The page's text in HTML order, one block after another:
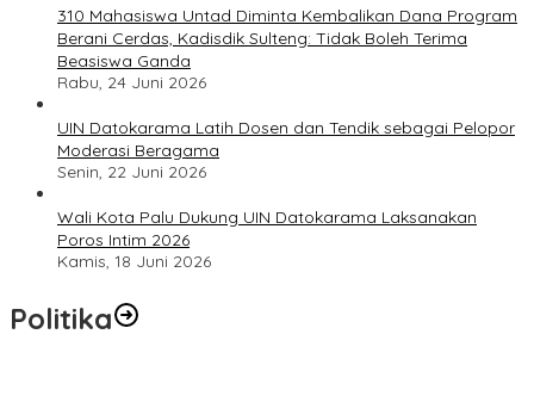
310 Mahasiswa Untad Diminta Kembalikan Dana Program
Berani Cerdas, Kadisdik Sulteng: Tidak Boleh Terima
Beasiswa Ganda
Rabu, 24 Juni 2026
UIN Datokarama Latih Dosen dan Tendik sebagai Pelopor
Moderasi Beragama
Senin, 22 Juni 2026
Wali Kota Palu Dukung UIN Datokarama Laksanakan
Poros Intim 2026
Kamis, 18 Juni 2026
Politika